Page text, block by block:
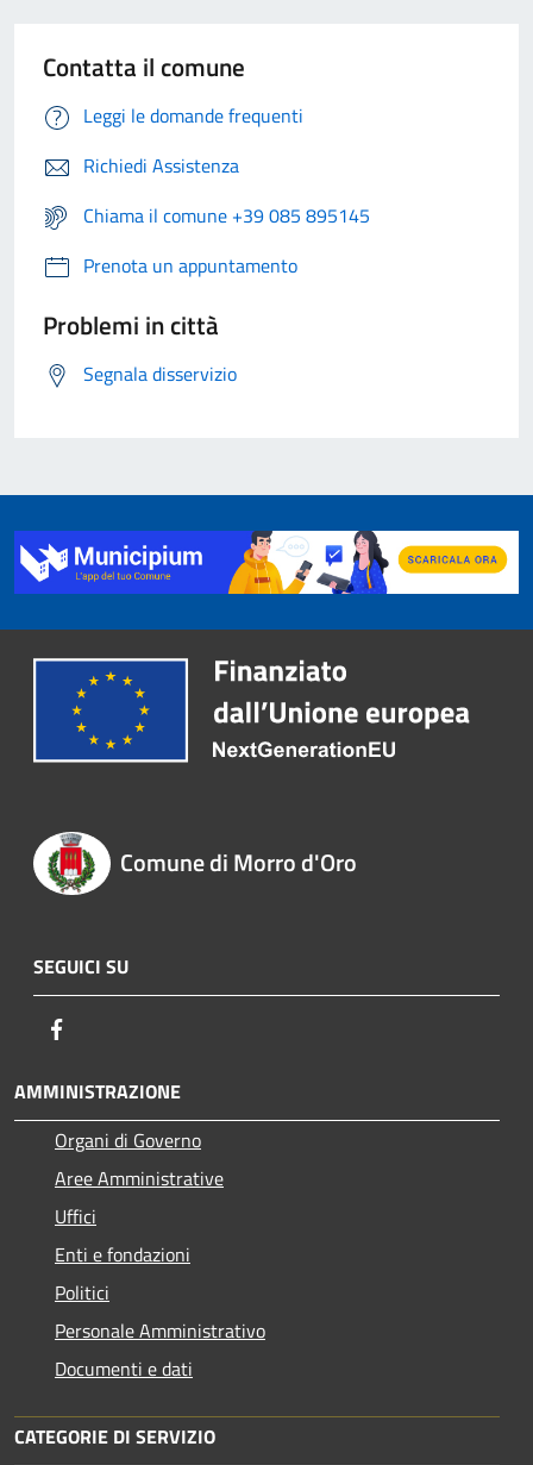
Contatta il comune
Leggi le domande frequenti
Richiedi Assistenza
Chiama il comune +39 085 895145
Prenota un appuntamento
Problemi in città
Segnala disservizio
Comune di Morro d'Oro
SEGUICI SU
AMMINISTRAZIONE
Organi di Governo
Aree Amministrative
Uffici
Enti e fondazioni
Politici
Personale Amministrativo
Documenti e dati
CATEGORIE DI SERVIZIO